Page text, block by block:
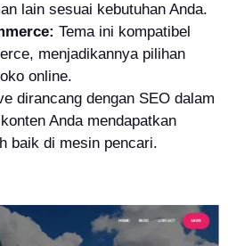
lain sesuai kebutuhan Anda.
Tema ini kompatibel
menjadikannya pilihan
online.
dirancang dengan SEO dalam
Anda mendapatkan
baik di mesin pencari.